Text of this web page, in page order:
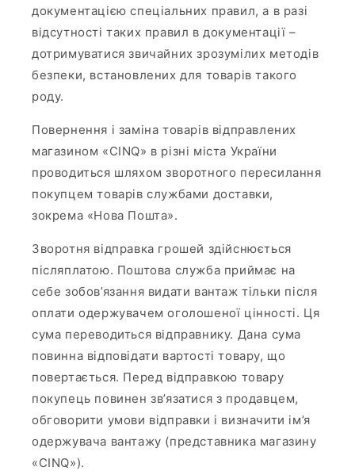
документацією спеціальних правил, а в разі
відсутності таких правил в документації –
дотримуватися звичайних зрозумілих методів
безпеки, встановлених для товарів такого
роду.
Повернення і заміна товарів відправлених
магазином «CINQ» в різні міста України
проводиться шляхом зворотного пересилання
покупцем товарів службами доставки,
зокрема «Нова Пошта».
Зворотня відправка грошей здійснюється
післяплатою. Поштова служба приймає на
себе зобов’язання видати вантаж тільки після
оплати одержувачем оголошеної цінності. Ця
сума переводиться відправнику. Дана сума
повинна відповідати вартості товару, що
повертається. Перед відправкою товару
покупець повинен зв’язатися з продавцем,
обговорити умови відправки і визначити ім’я
одержувача вантажу (представника магазину
«CINQ»).